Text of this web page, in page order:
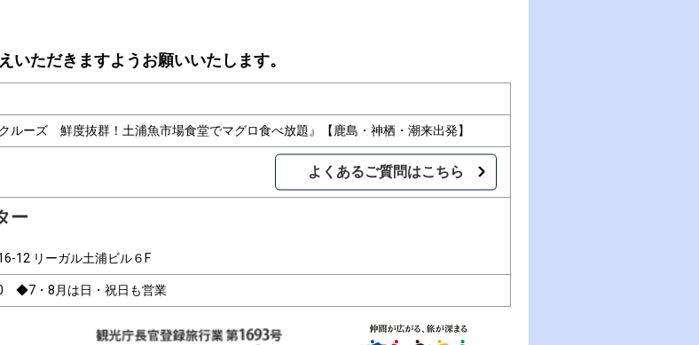
いただきますようお願いいたします。
ルーズ 鮮度抜群！土浦魚市場食堂でマグロ食べ放題』【鹿島・神栖・潮来出発】
よくあるご質問はこちら
ー
12 リーガル土浦ビル６F
◆7・8月は日・祝日も営業